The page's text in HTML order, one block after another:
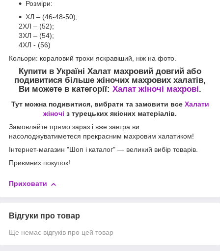
Розміри:
ХЛ – (46-48-50);
2ХЛ – (52);
3ХЛ – (54);
4ХЛ - (56)
Кольори: кораловий трохи яскравіший, ніж на фото.
Купити в Україні Халат махровий довгий або
подивитися більше жіночих махрових халатів,
Ви можете в категорії: Халат жіночі махрові.
Тут можна подивитися, вибрати та замовити все Халати
жіночі з турецьких якісних матеріалів.
Замовляйте прямо зараз і вже завтра ви
насолоджуватиметеся прекрасним махровим халатиком!
Інтернет-магазин "Шоп і каталог" — великий вибір товарів.
Приємних покупок!
Приховати
Відгуки про товар
Ще немає відгуків про цей товар